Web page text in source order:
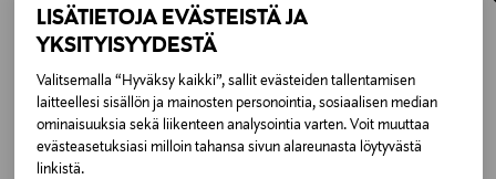
LISÄTIETOJA EVÄSTEISTÄ JA
YKSITYISYYDESTÄ
Valitsemalla “Hyväksy kaikki”, sallit evästeiden tallentamisen
laitteellesi sisällön ja mainosten personointia, sosiaalisen median
ominaisuuksia sekä liikenteen analysointia varten. Voit muuttaa
evästeasetuksiasi milloin tahansa sivun alareunasta löytyvästä
linkistä.
100 % nahka
Väri
085 OPTIC WHITE
Koko